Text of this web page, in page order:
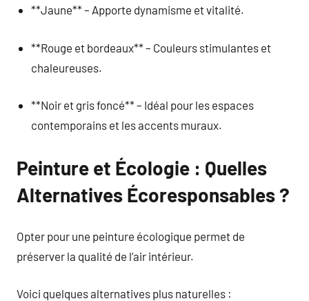
**Jaune** – Apporte dynamisme et vitalité.
**Rouge et bordeaux** – Couleurs stimulantes et
chaleureuses.
**Noir et gris foncé** – Idéal pour les espaces
contemporains et les accents muraux.
Peinture et Écologie : Quelles
Alternatives Écoresponsables ?
Opter pour une peinture écologique permet de
préserver la qualité de l’air intérieur.
Voici quelques alternatives plus naturelles :